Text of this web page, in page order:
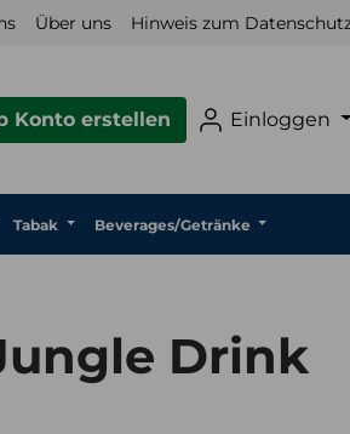
Über uns Hinweis zum
Konto erstellen Einloggen
Tabak Beverages/Getränke
Drink